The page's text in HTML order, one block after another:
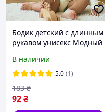
Бодик детский с длинным
рукавом унисекс Модный
желтый 62 см (3 мiс.)
В наличии
5.0 (1)
92₴
183 ₴